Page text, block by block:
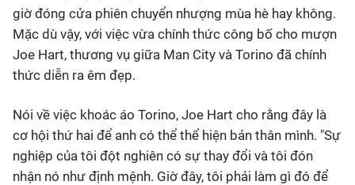
VIDEO
giờ đóng cửa phiên chuyển nhượng mùa hè hay không.
Mặc dù vậy, với việc vừa chính thức công bố cho mượn
Joe Hart, thương vụ giữa Man City và Torino đã chính
thức diễn ra êm đẹp.
Nói về việc khoác áo Torino, Joe Hart cho rằng đây là
cơ hội thứ hai để anh có thể thể hiện bản thân mình. "Sự
nghiệp của tôi đột nghiên có sự thay đổi và tôi đón
nhận nó như định mệnh. Giờ đây, tôi phải làm gì đó để